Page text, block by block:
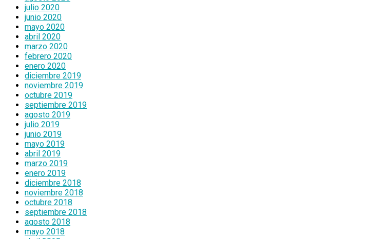
julio 2020
junio 2020
mayo 2020
abril 2020
marzo 2020
febrero 2020
enero 2020
diciembre 2019
noviembre 2019
octubre 2019
septiembre 2019
agosto 2019
julio 2019
junio 2019
mayo 2019
abril 2019
marzo 2019
enero 2019
diciembre 2018
noviembre 2018
octubre 2018
septiembre 2018
agosto 2018
mayo 2018